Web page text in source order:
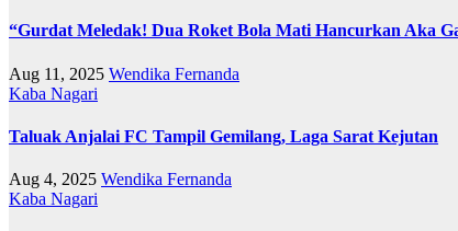
“Gurdat Meledak! Dua Roket Bola Mati Hancurkan Aka
Aug 11, 2025 Wendika Fernanda
Kaba Nagari
Taluak Anjalai FC Tampil Gemilang, Laga Sarat Kejutan
Aug 4, 2025 Wendika Fernanda
Kaba Nagari